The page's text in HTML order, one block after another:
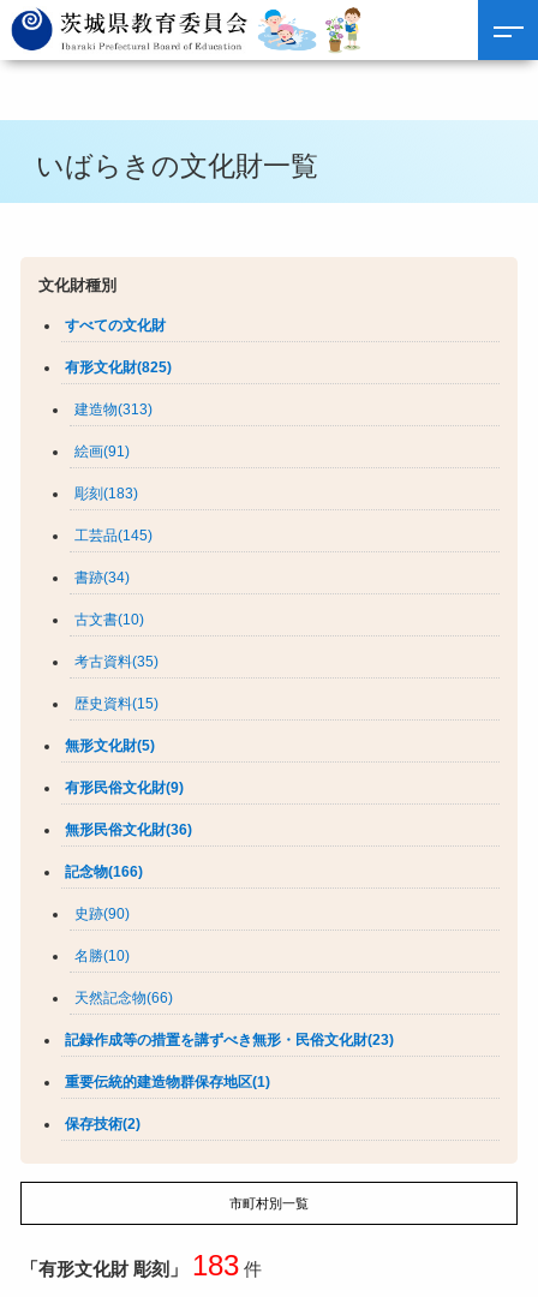
いばらきの文化財一覧
文化財種別
すべての文化財
有形文化財(825)
建造物(313)
絵画(91)
彫刻(183)
工芸品(145)
書跡(34)
古文書(10)
考古資料(35)
歴史資料(15)
無形文化財(5)
有形民俗文化財(9)
無形民俗文化財(36)
記念物(166)
史跡(90)
名勝(10)
天然記念物(66)
記録作成等の措置を講ずべき無形・民俗文化財(23)
重要伝統的建造物群保存地区(1)
保存技術(2)
市町村別一覧
「有形文化財 彫刻」 183件